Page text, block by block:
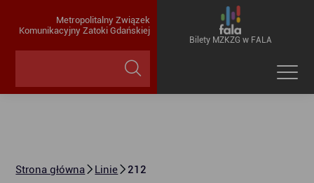
Metropolitalny Związek
Komunikacyjny Zatoki Gdańskiej
Bilety MZKZG w FALA
Strona główna Linie 212